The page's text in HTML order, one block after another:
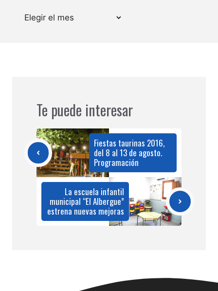
Archivos
Te puede interesar
Fiestas taurinas 2016,
del 8 al 13 de agosto.
Programación
La escuela infantil
municipal “El Albergue”
estrena nuevas mejoras